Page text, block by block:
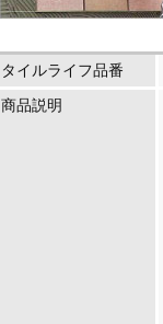
タイルライフ品番
商品説明